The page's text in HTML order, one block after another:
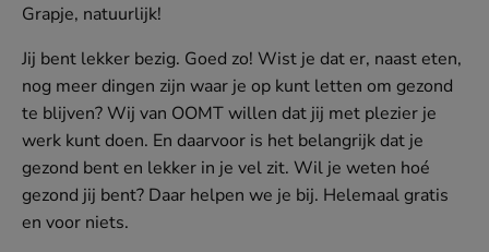
MEI
Samenwerken
Grapje, natuurlijk!
Jij bent lekker bezig. Goed zo! Wist je dat er, naast eten,
nog meer dingen zijn waar je op kunt letten om gezond
te blijven? Wij van OOMT willen dat jij met plezier je
werk kunt doen. En daarvoor is het belangrijk dat je
gezond bent en lekker in je vel zit. Wil je weten hoé
gezond jij bent? Daar helpen we je bij. Helemaal gratis
en voor niets.